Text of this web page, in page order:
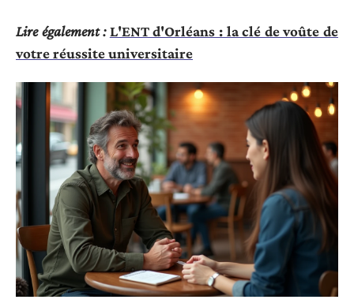
Lire également : L'ENT d'Orléans : la clé de voûte de
votre réussite universitaire